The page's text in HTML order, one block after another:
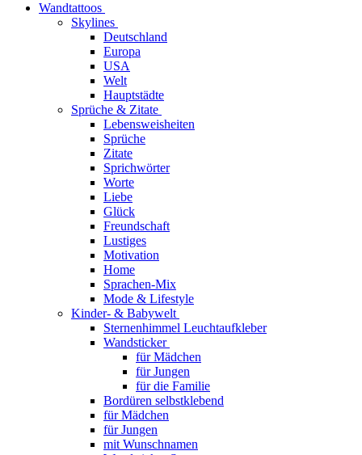
Wandtattoos
Skylines
Deutschland
Europa
USA
Welt
Hauptstädte
Sprüche & Zitate
Lebensweisheiten
Sprüche
Zitate
Sprichwörter
Worte
Liebe
Glück
Freundschaft
Lustiges
Motivation
Home
Sprachen-Mix
Mode & Lifestyle
Kinder- & Babywelt
Sternenhimmel Leuchtaufkleber
Wandsticker
für Mädchen
für Jungen
für die Familie
Bordüren selbstklebend
für Mädchen
für Jungen
mit Wunschnamen